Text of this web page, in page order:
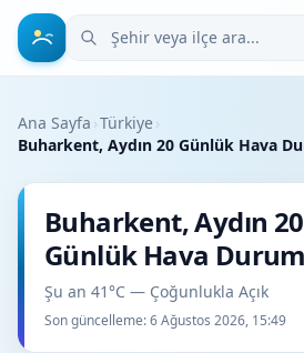
Şehir veya ilçe ara
Ana Sayfa ›Türkiye›
Buharkent, Aydın 20 Günlük Hava
Buharkent, Aydın 20
Günlük Hava
Şu an 41°C — Çoğunlukla Açık
Son güncelleme:6 Ağustos 2026, 15:49